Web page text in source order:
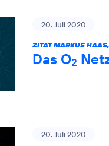
20. Juli 2020
ZITAT MARKUS
Das O2
20. Juli 2020